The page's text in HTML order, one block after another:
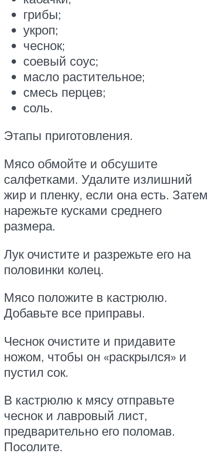
грибы;
укроп;
чеснок;
соевый соус;
масло растительное;
смесь перцев;
соль.
Этапы приготовления.
Мясо обмойте и обсушите
салфетками. Удалите излишний
жир и пленку, если она есть. Затем
нарежьте кусками среднего
размера.
Лук очистите и разрежьте его на
половинки колец.
Мясо положите в кастрюлю.
Добавьте все приправы.
Чеснок очистите и придавите
ножом, чтобы он «раскрылся» и
пустил сок.
В кастрюлю к мясу отправьте
чеснок и лавровый лист,
предварительно его поломав.
Посолите.